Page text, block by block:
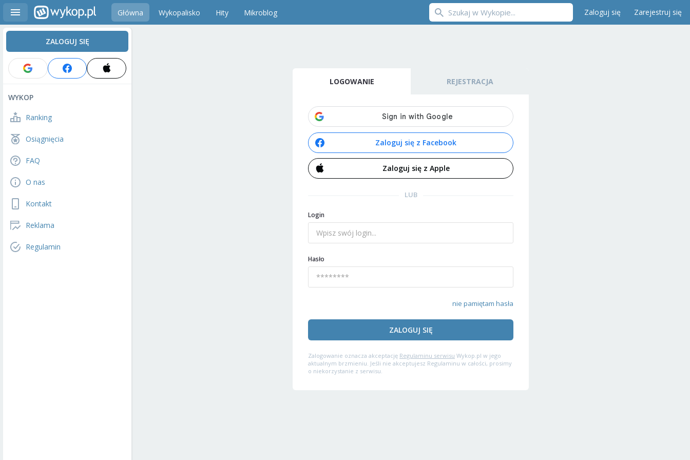
Główna Wykopalisko Hity Mikroblog Zaloguj się Zarejestruj się
ZALOGUJ SIĘ
WYKOP
Ranking
Osiągnięcia
FAQ
O nas
Kontakt
Reklama
Regulamin
LOGOWANIE REJESTRACJA
Zaloguj się z Facebook
Zaloguj się z Apple
LUB
Login
Hasło
nie pamiętam hasła
ZALOGUJ SIĘ
Zalogowanie oznacza akceptację Regulaminu serwisu Wykop.pl w jego
aktualnym brzmieniu. Jeśli nie akceptujesz Regulaminu w całości, prosimy
o niekorzystanie z serwisu.